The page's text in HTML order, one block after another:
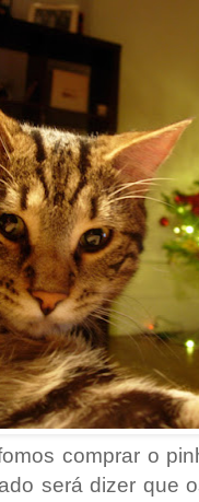
comprar o
será dizer que